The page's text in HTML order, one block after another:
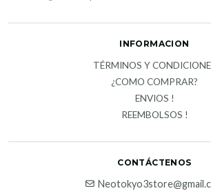
INFORMACION
TÉRMINOS Y
¿COMO COMPRAR?
ENVIOS !
REEMBOLSOS !
CONTÁCTENOS